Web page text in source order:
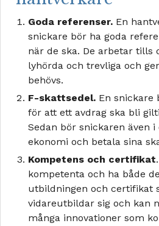
Goda referenser. En
snickare bör ha goda
när de ska. De arbetar tills
lyhörda och trevliga och
behövs.
F-skattsedel. En snickare
för att ett avdrag ska bli
Sedan bör snickaren även i
ekonomi och betala sina
Kompetens och certifikat
kompetenta och ha både
utbildningen och certifikat
vidareutbildar sig och kan
många innovationer som